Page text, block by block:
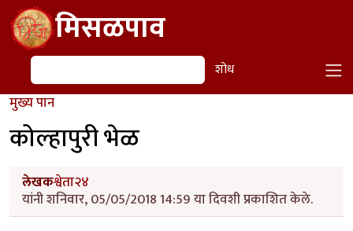
Skip to main contentमिसळपाव
शोध शोध
मुख्य पान
कोल्हापुरी भेळ
लेखकश्वेता२४
यांनी शनिवार, 05/05/2018 14:59 या दिवशी प्रकाशित केले.